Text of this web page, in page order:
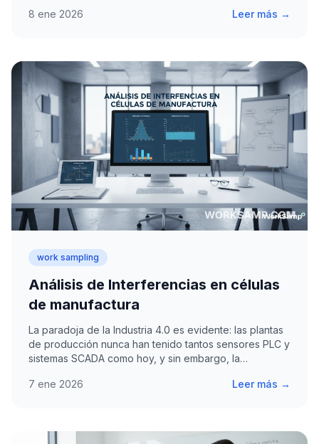
8 ene 2026
Leer más →
work sampling
Análisis de Interferencias en células
de manufactura
La paradoja de la Industria 4.0 es evidente: las plantas
de producción nunca han tenido tantos sensores PLC y
sistemas SCADA como hoy, y sin embargo, la…
7 ene 2026 Leer más →